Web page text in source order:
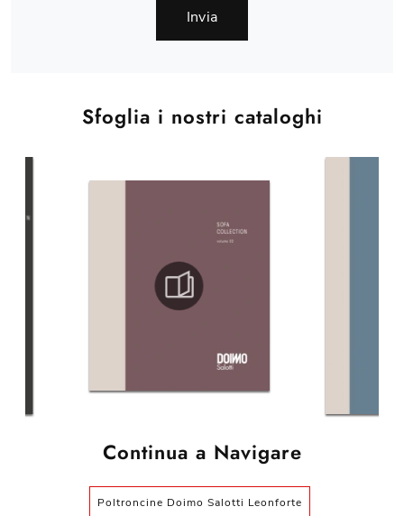
Sfoglia i nostri cataloghi
Continua a Navigare
Poltroncine Doimo Salotti Leonforte
Invia